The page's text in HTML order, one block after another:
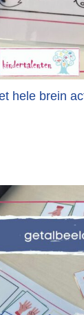
hele brein